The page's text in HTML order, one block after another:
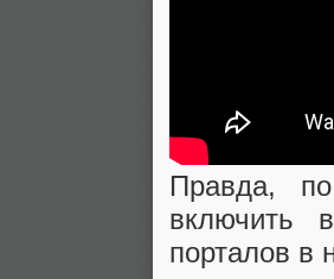
Правда,
включить
порталов в